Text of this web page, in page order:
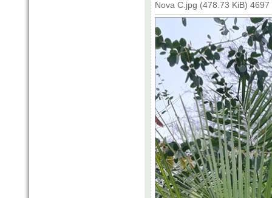
Nova C.jpg (478.73 KiB)